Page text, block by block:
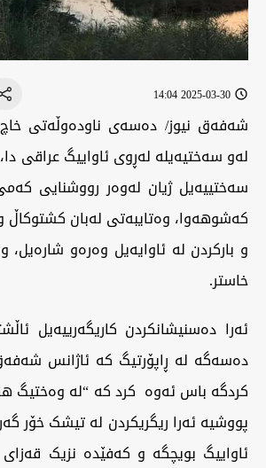
2025-03-30 14:04
شەفەق نیوز/ دەسەی ناودەوڵەتی
لەو سەختیەیلە لەڕوی ئاواییگ عراقی
سەختییەیل ژیان لەوەر رووشنایی
کەشوهەوا، وەتایبەتی لەبان کشتوکاڵ
و بارکردن لە ئاوایەیل وەرەو شارەیل،
خاستر.
ئەرا دەسنیشانکردن کاریگەرییەیل
دەسەگە لە ڕاپۆرتیگ کە ئاژانس
کردگە باس ئەوە کرد کە “لە وەختیگ
پووشیە ئەرا ریگریکردن لە تیشک خۆر
ئاواییگ بویچگە و کەفێدە نزیک